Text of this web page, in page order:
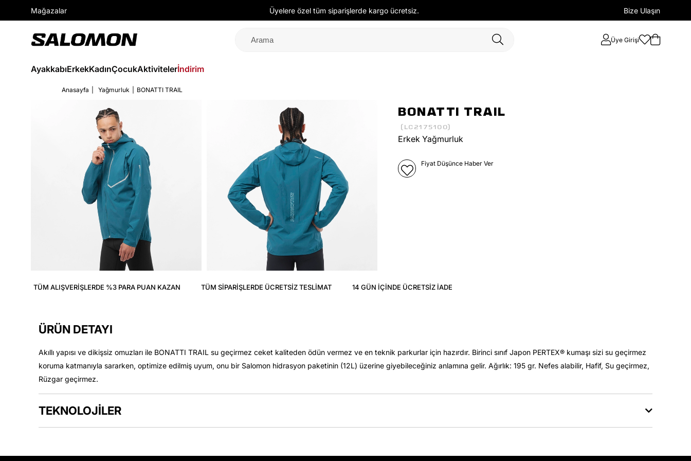
Mağazalar Üyelere özel tüm siparişlerde kargo ücretsiz. Bize Ulaşın
Üye Girişi
AyakkabıErkekKadınÇocukAktivitelerİndirim
Anasayfa Yağmurluk BONATTI TRAIL
BONATTI TRAIL
(LC2175100)
Erkek Yağmurluk
Fiyat Düşünce Haber Ver
TÜM ALIŞVERIŞLERDE %3 PARA PUAN KAZAN TÜM SIPARIŞLERDE ÜCRETSIZ TESLIMAT 14 GÜN IÇINDE ÜCRETSIZ IADE
ÜRÜN DETAYI
Akıllı yapısı ve dikişsiz omuzları ile BONATTI TRAIL su geçirmez ceket kaliteden ödün vermez ve en teknik parkurlar için hazırdır. Birinci sınıf Japon PERTEX® kumaşı sizi su geçirmez
koruma katmanıyla sararken, optimize edilmiş uyum, onu bir Salomon hidrasyon paketinin (12L) üzerine giyebileceğiniz anlamına gelir. Ağırlık: 195 gr. Nefes alabilir, Hafif, Su geçirmez,
Rüzgar geçirmez.
TEKNOLOJİLER